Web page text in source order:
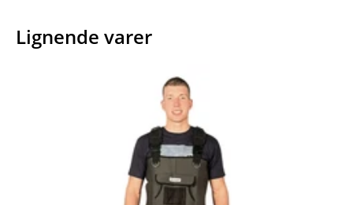
Lignende varer